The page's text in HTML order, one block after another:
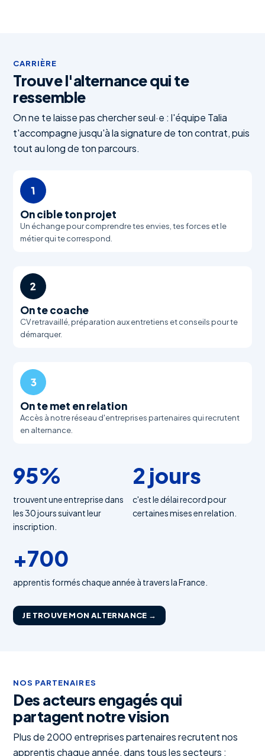
CARRIÈRE
Trouve l'alternance qui te
ressemble
On ne te laisse pas chercher seul·e : l'équipe Talia
t'accompagne jusqu'à la signature de ton contrat, puis
tout au long de ton parcours.
1
On cible ton projet
Un échange pour comprendre tes envies, tes forces et le
métier qui te correspond.
2
On te coache
CV retravaillé, préparation aux entretiens et conseils pour te
démarquer.
3
On te met en relation
Accès à notre réseau d'entreprises partenaires qui recrutent
en alternance.
95%
trouvent une entreprise dans
les 30 jours suivant leur
inscription.
2 jours
c'est le délai record pour
certaines mises en relation.
+700
apprentis formés chaque année à travers la France.
JE TROUVE MON ALTERNANCE →
NOS PARTENAIRES
Des acteurs engagés qui
partagent notre vision
Plus de 2000 entreprises partenaires recrutent nos
apprentis chaque année, dans tous les secteurs :